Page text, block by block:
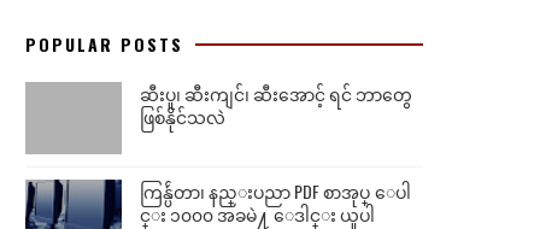
POPULAR POSTS
ဆီးပူ၊ ဆီးကျင်၊ ဆီးအောင့် ရင် ဘာတွေ
ဖြစ်နိုင်သလဲ
ကြန္ပ်ဴတာ၊ နည္းပညာ PDF စာအုပ္ ေပါ
င္း ၁၀၀၀ အခမဲ႔ ေဒါင္း ယူပါ